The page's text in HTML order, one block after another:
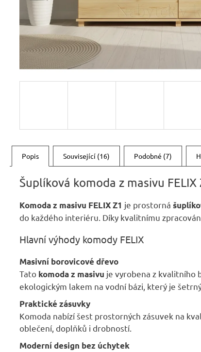
Popis Související (16) Podobné (7)
Šuplíková komoda z masivu
Komoda z masivu FELIX Z1 je prostorná
do každého interiéru. Díky kvalitnímu
Hlavní výhody komody FELIX
Masivní borovicové dřevo
Tato komoda z masivu je vyrobena z kvalitního
ekologickým lakem na vodní bázi, který je
Praktické zásuvky
Komoda nabízí šest prostorných zásuvek na
oblečení, doplňků i drobností.
Moderní design bez úchytek
RUSTIKÁLNÍ ŽIDLE SWEET HOME SIL25
2 601 Kč
Původně: 2 890 Kč